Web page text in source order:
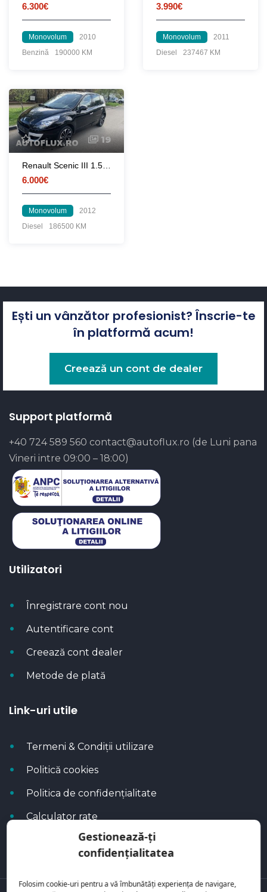
Gestionează-ți
confidențialitatea
Folosim cookie-uri pentru a vă îmbunătăți experiența de navigare,
6.300€
Monovolum
2010
Benzină
190000 KM
3.990€
Monovolum
2011
Diesel
237467 KM
19
6.000€
Monovolum
2012
Diesel
186500 KM
Ești un vânzător profesionist? Înscrie-te
în platformă acum!
Creează un cont de dealer
Support platformă
+40 724 589 560 contact@autoflux.ro (de Luni pana
Vineri intre 09:00 – 18:00)
Utilizatori
Înregistrare cont nou
Autentificare cont
Creează cont dealer
Metode de plată
Link-uri utile
Termeni & Condiții utilizare
Politică cookies
Politica de confidențialitate
Calculator rate
Blog Autoflux